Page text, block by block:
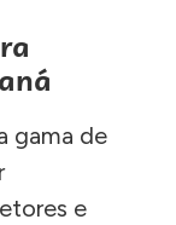
gama de
e